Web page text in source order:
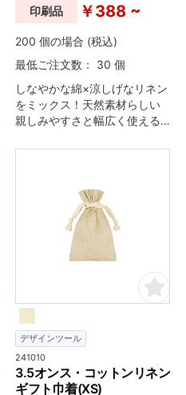
印刷品 ￥388 ~
200 個の場合 (税込)
最低ご注文数： 30 個
しなやかな綿×涼しげなリネン
をミックス！天然素材らしい
親しみやすさと幅広く使える
用頻度の高いアイテムは名入
富なサイズ展開や、きゅっと
絞るだけでギフト感が演出で
きるデザイン性の高さも魅力
デザインツール
241010
3.5オンス・コットンリネン
ギフト巾着(XS)